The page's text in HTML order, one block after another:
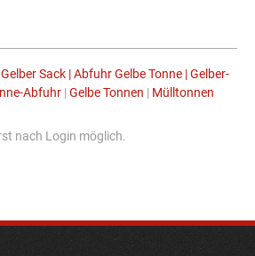
Sack | Abfuhr Gelbe Tonne | Gelber-
Abfuhr | Gelbe Tonnen | Mülltonnen
nach Login möglich.